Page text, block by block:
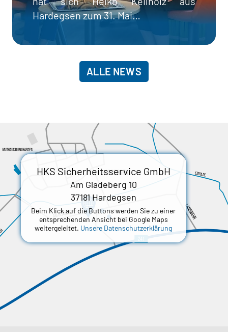
Hardegsen zum 31. Mai…
ALLE NEWS
HKS Sicherheitsservice GmbH
Am Gladeberg 10
37181 Hardegsen
Beim Klick auf die Buttons werden Sie zu einer
entsprechenden Ansicht bei Google Maps
weitergeleitet. Unsere Datenschutzerklärung